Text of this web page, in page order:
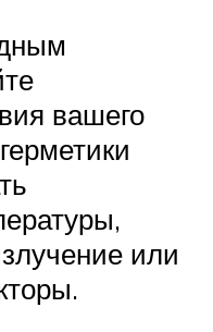
вашего
или